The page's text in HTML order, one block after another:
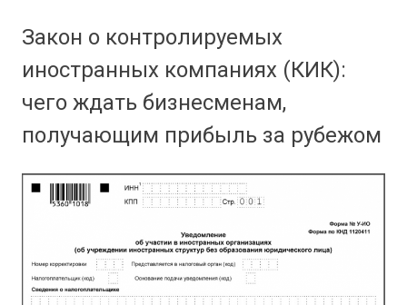
Закон о контролируемых
иностранных компаниях (КИК):
чего ждать бизнесменам,
получающим прибыль за рубежом